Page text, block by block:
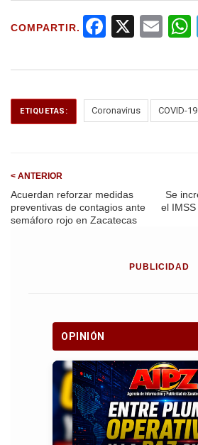
COMPARTIR.
F
ce
b
o
X
E
ail
ETIQUETAS: Coronavirus COVID-19
< ANTERIOR
Acuerdan reforzar medidas
preventivas de contagios ante
semáforo rojo en Zacatecas
Se
el
PUBLICIDAD
OPINIÓN